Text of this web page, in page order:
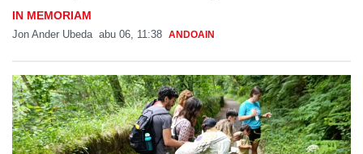
IN MEMORIAM
Jon Ander Ubeda abu 06, 11:38 ANDOAIN